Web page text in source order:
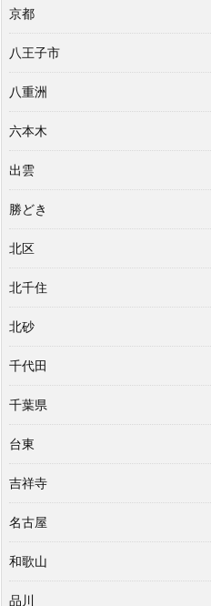
京都
八王子市
八重洲
六本木
出雲
勝どき
北区
北千住
北砂
千代田
千葉県
台東
吉祥寺
名古屋
和歌山
品川